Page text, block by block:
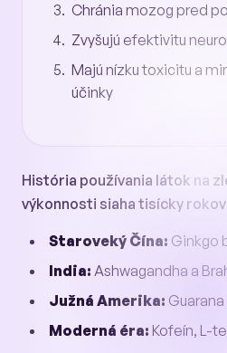
Chránia mozog pred
Zvyšujú efektivitu
Majú nízku toxicitu a
účinky
História používania látok na
výkonnosti siaha tisícky
Staroveký Čína: Ginkgo
India: Ashwagandha a
Južná Amerika:
Moderná éra: Kofeín, L-